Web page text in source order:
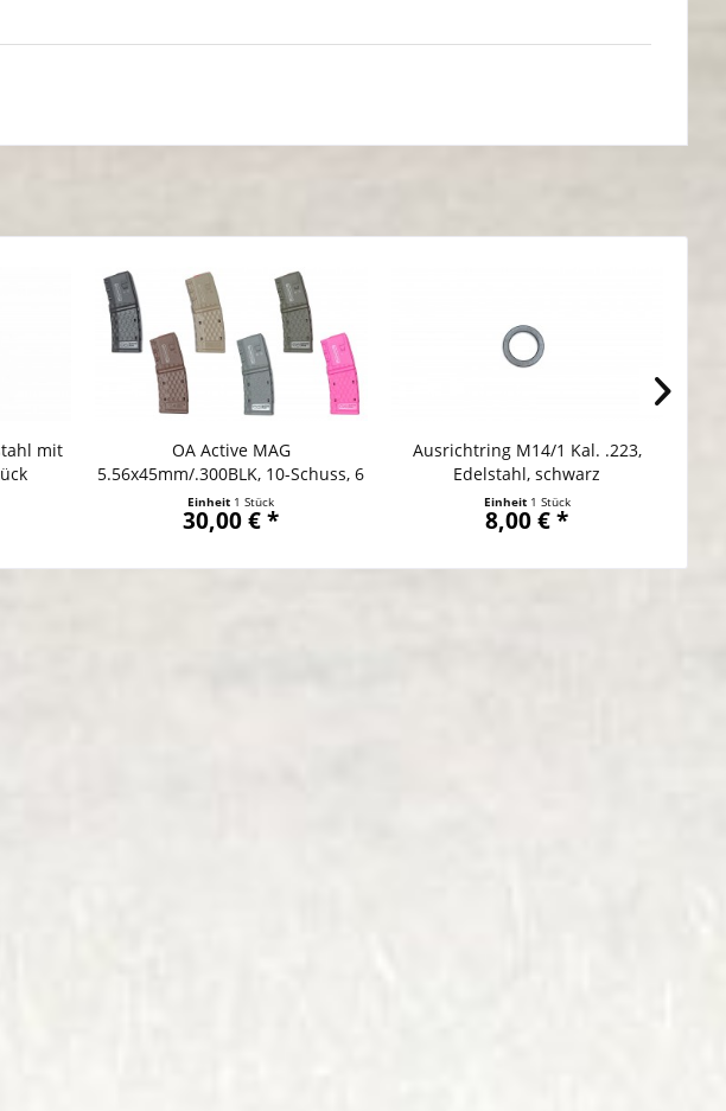
mit
OA Active MAG
5.56x45mm/.300BLK, 10-Schuss, 6
Farben
Einheit 1 Stück
30,00 € *
Ausrichtring M14/1 Kal. .223,
Edelstahl, schwarz
Einheit 1 Stück
8,00 € *